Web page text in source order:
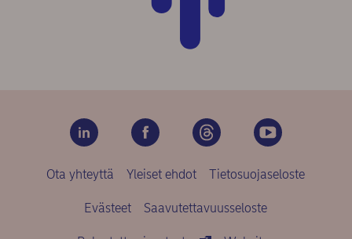
Ota yhteyttä Yleiset ehdot Tietosuojaseloste
Evästeet Saavutettavuusseloste